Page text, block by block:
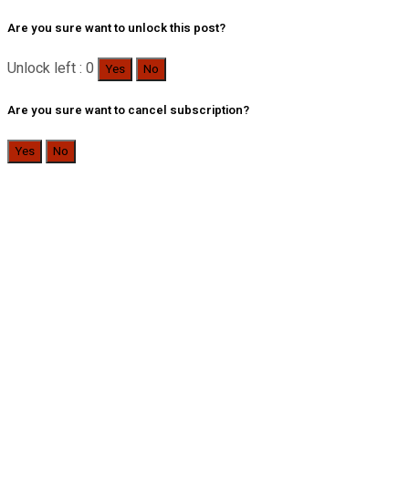
Are you sure want to unlock this post?
Unlock left : 0 Yes No
Are you sure want to cancel subscription?
Yes No